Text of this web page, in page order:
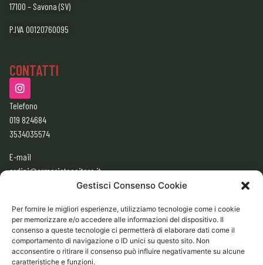
Gestisci Consenso Cookie
Per fornire le migliori esperienze, utilizziamo tecnologie come i cookie
per memorizzare e/o accedere alle informazioni del dispositivo. Il
consenso a queste tecnologie ci permetterà di elaborare dati come il
comportamento di navigazione o ID unici su questo sito. Non
acconsentire o ritirare il consenso può influire negativamente su alcune
caratteristiche e funzioni.
17100 – Savona (SV)
P.IVA 00120760095
CONTATTI
Telefono
019 824684
3534035574
E-mail
ordini@armeriatessitore.it
armeriatessitore@gmail.com
ORARI
9:00 – 12:30
15:30 – 19:30